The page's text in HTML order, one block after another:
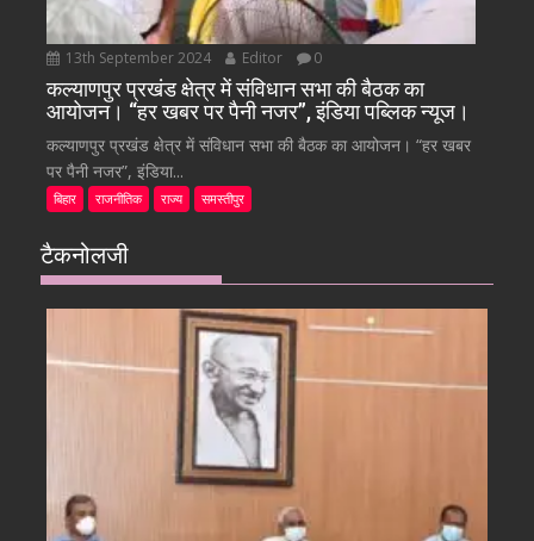
13th September 2024 Editor 0
कल्याणपुर प्रखंड क्षेत्र में संविधान सभा की बैठक का
आयोजन। “हर खबर पर पैनी नजर”, इंडिया पब्लिक न्यूज।
कल्याणपुर प्रखंड क्षेत्र में संविधान सभा की बैठक का आयोजन। “हर खबर
पर पैनी नजर”, इंडिया...
बिहार राजनीतिक राज्य समस्तीपुर
टैकनोलजी